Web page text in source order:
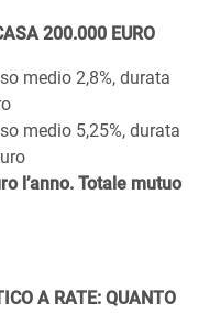
200.000 EURO
medio 2,8%, durata
medio 5,25%, durata
l’anno. Totale mutuo
A RATE: QUANTO